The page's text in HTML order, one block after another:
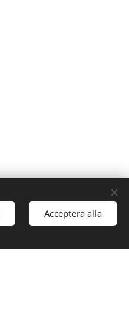
Acceptera alla